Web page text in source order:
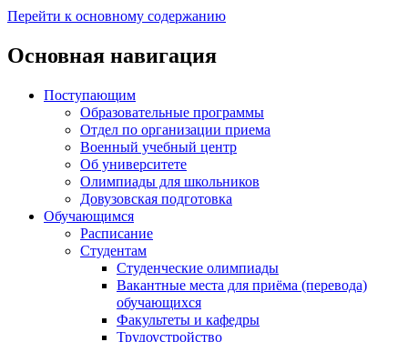
Перейти к основному содержанию
Основная навигация
Поступающим
Образовательные программы
Отдел по организации приема
Военный учебный центр
Об университете
Олимпиады для школьников
Довузовская подготовка
Обучающимся
Расписание
Студентам
Студенческие олимпиады
Вакантные места для приёма (перевода)
обучающихся
Факультеты и кафедры
Трудоустройство